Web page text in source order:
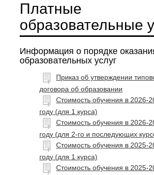
Платные
образовательные
Информация о порядке
образовательных услуг
Приказ об утверждении
договора об образовании
Стоимость обучения в 2026-
году (для 1 курса)
Стоимость обучения в 2026-
году (для 2-го и последующих
Стоимость обучения в 2025-
году (для 1 курса)
Стоимость обучения в 2025-